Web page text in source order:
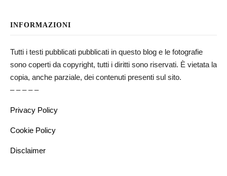
INFORMAZIONI
Tutti i testi pubblicati pubblicati in questo blog e le fotografie
sono coperti da copyright, tutti i diritti sono riservati. È vietata la
copia, anche parziale, dei contenuti presenti sul sito.
– – – – –
Privacy Policy
Cookie Policy
Disclaimer